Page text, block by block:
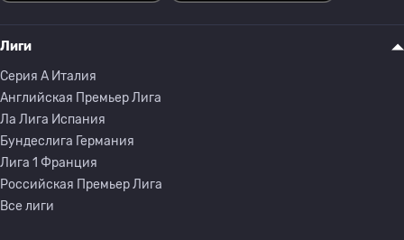
Лиги
Серия A Италия
Английская Премьер Лига
Ла Лига Испания
Бундеслига Германия
Лига 1 Франция
Российская Премьер Лига
Все лиги